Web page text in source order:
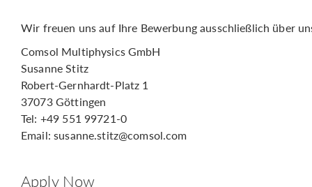
Wir freuen uns auf Ihre Bewerbung ausschließlich über
Comsol Multiphysics GmbH
Susanne Stitz
Robert-Gernhardt-Platz 1
37073 Göttingen
Tel: +49 551 99721-0
Email: susanne.stitz@comsol.com
Apply Now